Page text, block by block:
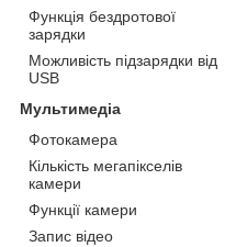
Функція бездротової
зарядки
Можливість підзарядки від
USB
Мультимедіа
Фотокамера
Кількість мегапікселів
камери
Функції камери
Запис відео